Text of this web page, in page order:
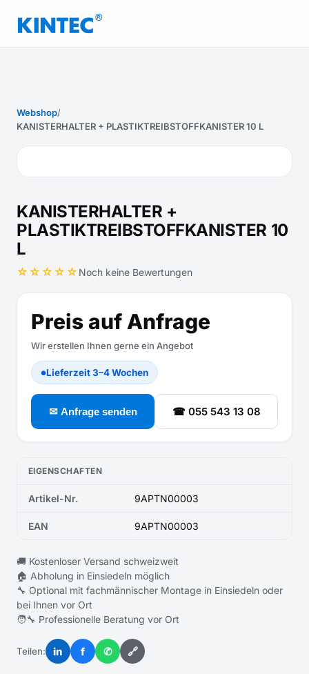
Webshop/
KANISTERHALTER + PLASTIKTREIBSTOFFKANISTER 10 L
KANISTERHALTER +
PLASTIKTREIBSTOFFKANISTER 10
L
☆☆☆☆☆ Noch keine Bewertungen
Preis auf Anfrage
Wir erstellen Ihnen gerne ein Angebot
●Lieferzeit 3–4 Wochen
✉ Anfrage senden ☎ 055 543 13 08
EIGENSCHAFTEN
Artikel-Nr. 9APTN00003
EAN 9APTN00003
🚚 Kostenloser Versand schweizweit
🏠 Abholung in Einsiedeln möglich
🔧 Optional mit fachmännischer Montage in Einsiedeln oder
bei Ihnen vor Ort
🧑‍🔧 Professionelle Beratung vor Ort
Teilen: in f ✆ 🔗